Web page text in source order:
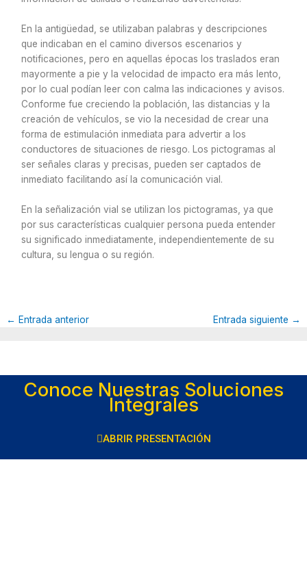
En la antigüedad, se utilizaban palabras y descripciones
que indicaban en el camino diversos escenarios y
notificaciones, pero en aquellas épocas los traslados eran
mayormente a pie y la velocidad de impacto era más lento,
por lo cual podían leer con calma las indicaciones y avisos.
Conforme fue creciendo la población, las distancias y la
creación de vehículos, se vio la necesidad de crear una
forma de estimulación inmediata para advertir a los
conductores de situaciones de riesgo. Los pictogramas al
ser señales claras y precisas, pueden ser captados de
inmediato facilitando así la comunicación vial.
En la señalización vial se utilizan los pictogramas, ya que
por sus características cualquier persona pueda entender
su significado inmediatamente, independientemente de su
cultura, su lengua o su región.
← Entrada anterior Entrada siguiente →
Conoce Nuestras Soluciones
Integrales
ABRIR PRESENTACIÓN